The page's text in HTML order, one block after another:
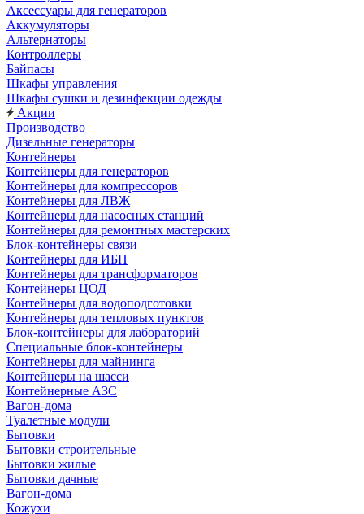
Аксессуары для генераторов
Аккумуляторы
Альтернаторы
Контроллеры
Байпасы
Шкафы управления
Шкафы сушки и дезинфекции одежды
Акции
Производство
Дизельные генераторы
Контейнеры
Контейнеры для генераторов
Контейнеры для компрессоров
Контейнеры для ЛВЖ
Контейнеры для насосных станций
Контейнеры для ремонтных мастерских
Блок-контейнеры связи
Контейнеры для ИБП
Контейнеры для трансформаторов
Контейнеры ЦОД
Контейнеры для водоподготовки
Контейнеры для тепловых пунктов
Блок-контейнеры для лабораторий
Специальные блок-контейнеры
Контейнеры для майнинга
Контейнеры на шасси
Контейнерные АЗС
Вагон-дома
Туалетные модули
Бытовки
Бытовки строительные
Бытовки жилые
Бытовки дачные
Вагон-дома
Кожухи